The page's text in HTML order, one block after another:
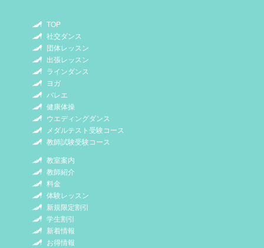
TOP
社交ダンス
団体レッスン
出張レッスン
ラインダンス
ヨガ
バレエ
健康体操
ウエディングダンス
メダルテスト受験コース
教師試験受験コース
教室案内
教師紹介
料金
体験レッスン
新規限定割引
学生割引
新着情報
お得情報